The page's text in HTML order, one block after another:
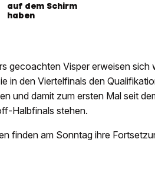
auf dem Schirm
haben
gecoachten Visper erweisen sich
in den Viertelfinals den
und damit zum ersten Mal seit
Halbfinals stehen.
finden am Sonntag ihre